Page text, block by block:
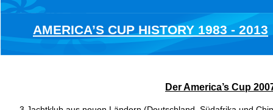
Der America’s Cup
AMERICA’S CUP HISTORY 1983 - 2013